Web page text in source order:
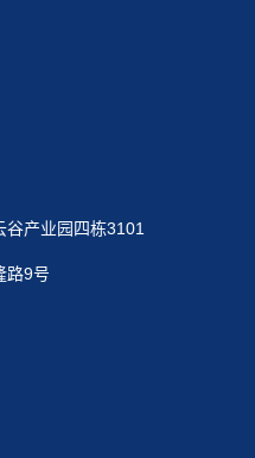
产业园四栋3101
路9号